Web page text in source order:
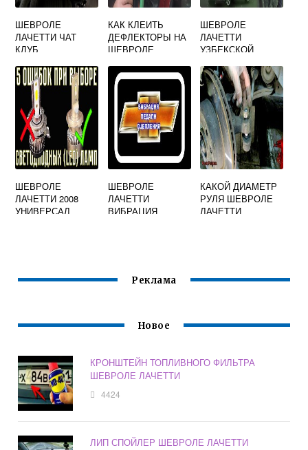
ШЕВРОЛЕ
ЛАЧЕТТИ ЧАТ
КЛУБ
КАК КЛЕИТЬ
ДЕФЛЕКТОРЫ НА
ШЕВРОЛЕ
ШЕВРОЛЕ
ЛАЧЕТТИ
УЗБЕКСКОЙ
НАЗВАНИЕ
ШЕВРОЛЕ
ЛАЧЕТТИ 2008
УНИВЕРСАЛ
ШЕВРОЛЕ
ЛАЧЕТТИ
ВИБРАЦИЯ
КАКОЙ ДИАМЕТР
РУЛЯ ШЕВРОЛЕ
ЛАЧЕТТИ
Реклама
Новое
КРОНШТЕЙН ТОПЛИВНОГО ФИЛЬТРА
ШЕВРОЛЕ ЛАЧЕТТИ
4424
ЛИП СПОЙЛЕР ШЕВРОЛЕ ЛАЧЕТТИ